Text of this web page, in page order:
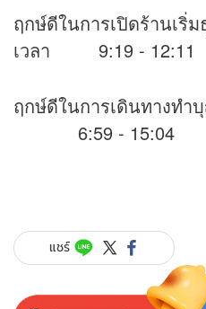
ฤกษ์ดีในการเปิดร้านเริ่
เวลา 9:19 - 12:11
ฤกษ์ดีในการเดินทางท
6:59 - 15:04
แชร์